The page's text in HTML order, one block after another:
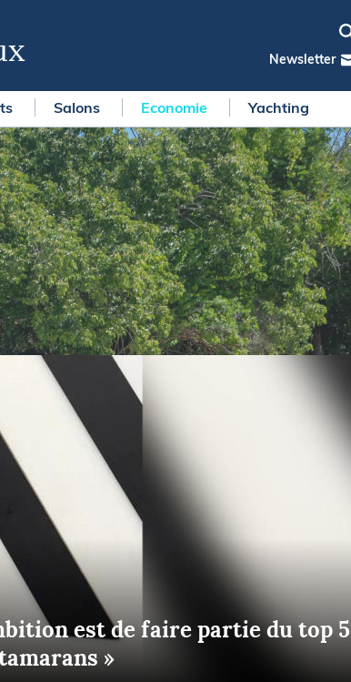
Newsletter
Marine
Salons Economie Yachting
est de faire partie du top 5
»